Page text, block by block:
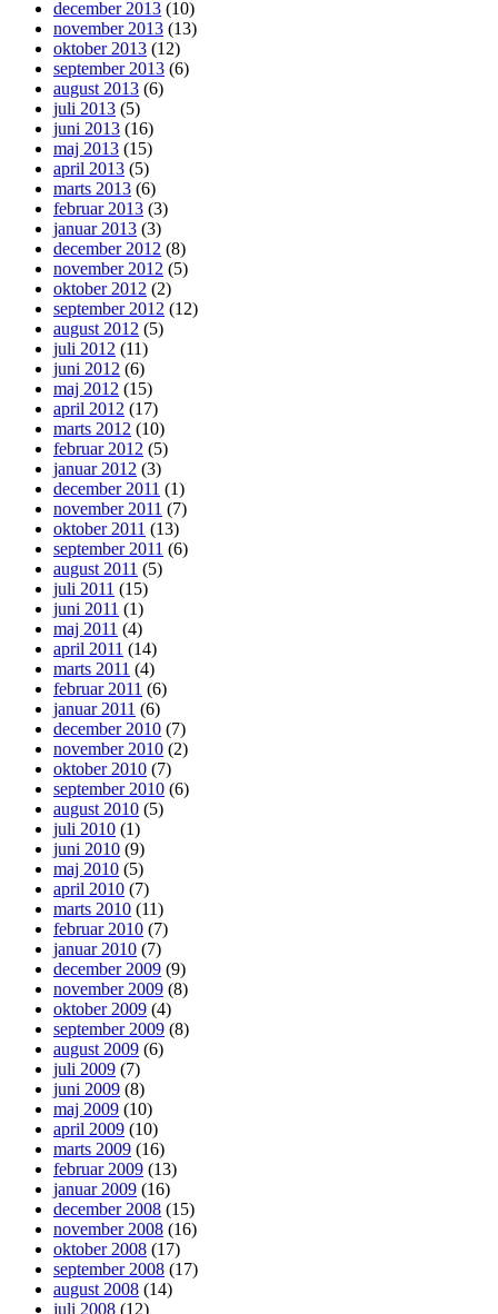
december 2013 (10)
november 2013 (13)
oktober 2013 (12)
september 2013 (6)
august 2013 (6)
juli 2013 (5)
juni 2013 (16)
maj 2013 (15)
april 2013 (5)
marts 2013 (6)
februar 2013 (3)
januar 2013 (3)
december 2012 (8)
november 2012 (5)
oktober 2012 (2)
september 2012 (12)
august 2012 (5)
juli 2012 (11)
juni 2012 (6)
maj 2012 (15)
april 2012 (17)
marts 2012 (10)
februar 2012 (5)
januar 2012 (3)
december 2011 (1)
november 2011 (7)
oktober 2011 (13)
september 2011 (6)
august 2011 (5)
juli 2011 (15)
juni 2011 (1)
maj 2011 (4)
april 2011 (14)
marts 2011 (4)
februar 2011 (6)
januar 2011 (6)
december 2010 (7)
november 2010 (2)
oktober 2010 (7)
september 2010 (6)
august 2010 (5)
juli 2010 (1)
juni 2010 (9)
maj 2010 (5)
april 2010 (7)
marts 2010 (11)
februar 2010 (7)
januar 2010 (7)
december 2009 (9)
november 2009 (8)
oktober 2009 (4)
september 2009 (8)
august 2009 (6)
juli 2009 (7)
juni 2009 (8)
maj 2009 (10)
april 2009 (10)
marts 2009 (16)
februar 2009 (13)
januar 2009 (16)
december 2008 (15)
november 2008 (16)
oktober 2008 (17)
september 2008 (17)
august 2008 (14)
juli 2008 (12)